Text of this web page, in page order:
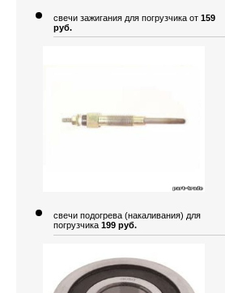
свечи зажигания для погрузчика от 159
руб.
свечи подогрева (накаливания) для
погрузчика 199 руб.